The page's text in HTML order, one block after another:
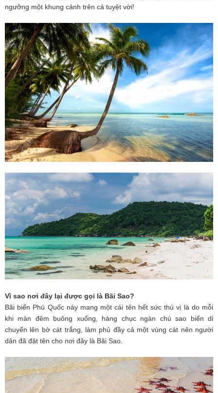
ngưỡng một khung cảnh trên cả tuyệt vời!
Vì sao nơi đây lại được gọi là Bãi Sao?
Bãi biển Phú Quốc này mang một cái tên hết sức thú vị là do mỗi
khi màn đêm buông xuống, hàng chục ngàn chú sao biển di
chuyển lên bờ cát trắng, làm phủ đầy cả một vùng cát nên người
dân đã đặt tên cho nơi đây là Bãi Sao.